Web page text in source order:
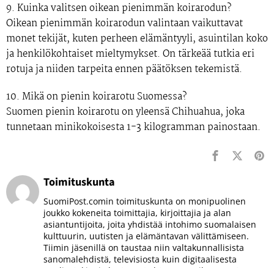
9. Kuinka valitsen oikean pienimmän koirarodun?
Oikean pienimmän koirarodun valintaan vaikuttavat
monet tekijät, kuten perheen elämäntyyli, asuintilan koko
ja henkilökohtaiset mieltymykset. On tärkeää tutkia eri
rotuja ja niiden tarpeita ennen päätöksen tekemistä.
10. Mikä on pienin koirarotu Suomessa?
Suomen pienin koirarotu on yleensä Chihuahua, joka
tunnetaan minikokoisesta 1-3 kilogramman painostaan.
Toimituskunta
SuomiPost.comin toimituskunta on monipuolinen
joukko kokeneita toimittajia, kirjoittajia ja alan
asiantuntijoita, joita yhdistää intohimo suomalaisen
kulttuurin, uutisten ja elämäntavan välittämiseen.
Tiimin jäsenillä on taustaa niin valtakunnallisista
sanomalehdistä, televisiosta kuin digitaalisesta